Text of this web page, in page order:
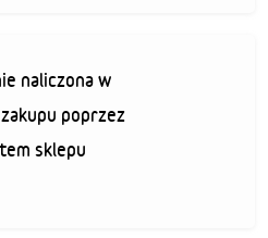
naliczona w
poprzez
sklepu